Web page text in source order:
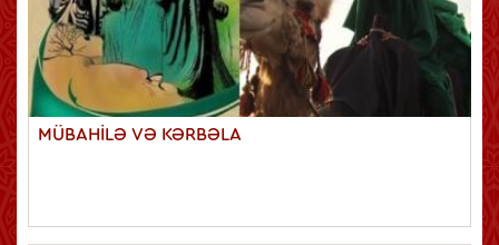
MÜBAHİLƏ VƏ KƏRBƏLA